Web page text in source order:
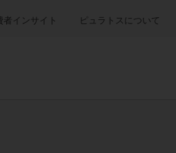
者インサイト ピュラトスについて